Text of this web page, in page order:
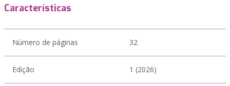
Características
Número de páginas 32
Edição 1 (2026)